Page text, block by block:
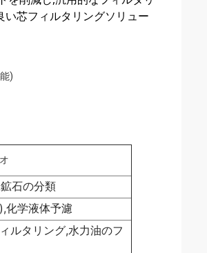
芯フィルタリングソリュー
)
石の分類
化学液体予濾
ルタリング,水力油のフ